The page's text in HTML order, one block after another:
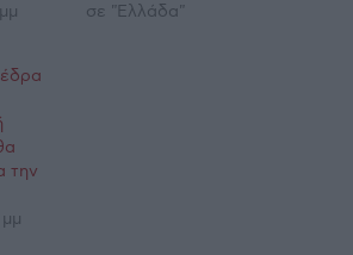
σε "Ελλάδα"
την